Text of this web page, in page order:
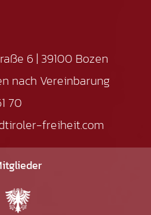
6 | 39100 Bozen
nach Vereinbarung
70
freiheit.com